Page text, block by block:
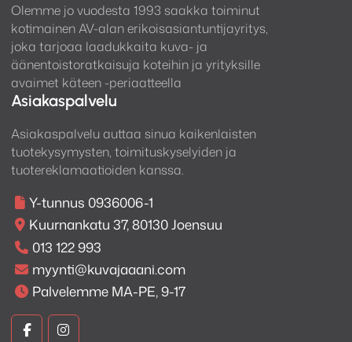
Olemme jo vuodesta 1993 saakka toiminut
kotimainen AV-alan erikoisasiantuntijayritys,
joka tarjoaa laadukkaita kuva- ja
äänentoistoratkaisuja koteihin ja yrityksille
avaimet käteen -periaatteella
Asiakaspalvelu
Asiakaspalvelu auttaa sinua kaikenlaisten
tuotekysymysten, toimituskyselyiden ja
tuotereklamaatioiden kanssa.
Y-tunnus 0936006-1
Kuurnankatu 37, 80130 Joensuu
013 122 993
myynti@kuvajaaani.com
Palvelemme MA-PE, 9-17
KuvaKuva